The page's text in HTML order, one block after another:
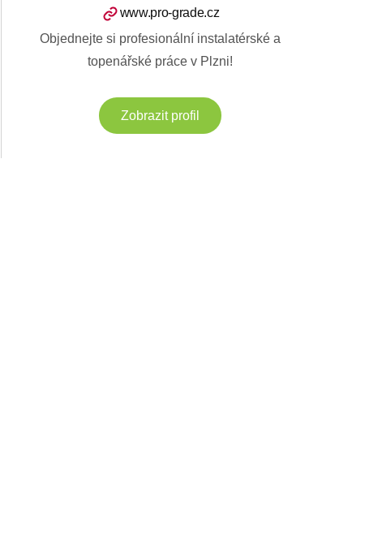
www.pro-grade.cz
Objednejte si profesionální instalatérské a
topenářské práce v Plzni!
Zobrazit profil